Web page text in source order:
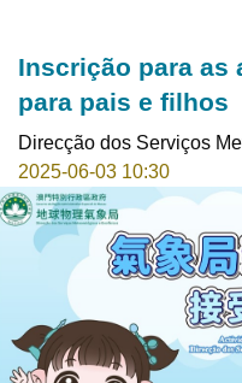
Inscrição para as
para pais e filhos
Direcção dos Serviços
2025-06-03 10:30